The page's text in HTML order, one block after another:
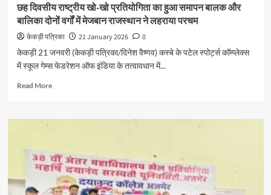
छह दिवसीय राष्ट्रीय खो-खो प्रतियोगिता का हुआ समापन बालक और
बालिका दोनों वर्गों में मेजबान राजस्थान ने लहराया परचम
केकड़ी पत्रिका 21 January 2026
0
केकड़ी 21 जनवरी (केकड़ी पत्रिका/दिनेश वैष्णव) कस्बे के पटेल स्पोर्ट्स कॉम्प्लेक्स
में स्कूल गेम्स फेडरेशन ऑफ इंडिया के तत्वावधान में...
Read More